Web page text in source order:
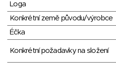
Loga
Konkrétní země původu/výrobce
Éčka
Konkrétní požadavky na složení